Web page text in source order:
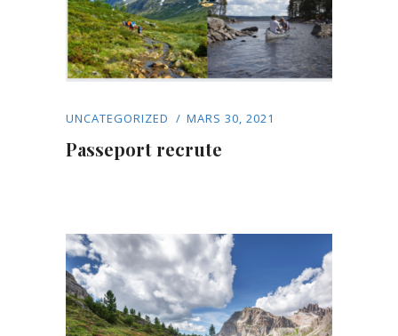
UNCATEGORIZED MARS 30, 2021
Passeport recrute